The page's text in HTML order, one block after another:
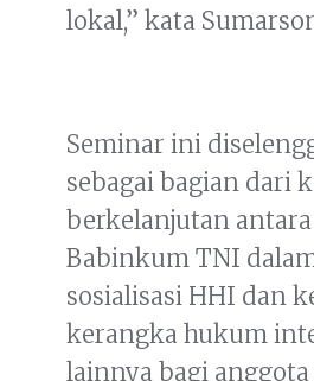
lokal,” kata
Seminar ini
sebagai bagian dari
berkelanjutan antara
Babinkum TNI
sosialisasi HHI dan
kerangka hukum
lainnya bagi